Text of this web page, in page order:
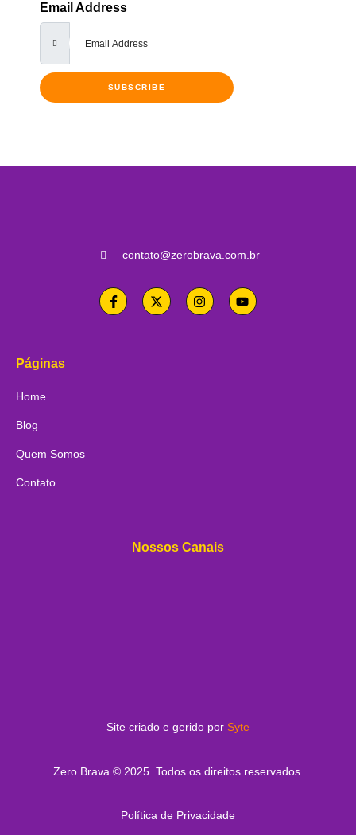
Email Address
SUBSCRIBE
contato@zerobrava.com.br
Páginas
Home
Blog
Quem Somos
Contato
Nossos Canais
Site criado e gerido por Syte
Zero Brava © 2025. Todos os direitos reservados.
Política de Privacidade